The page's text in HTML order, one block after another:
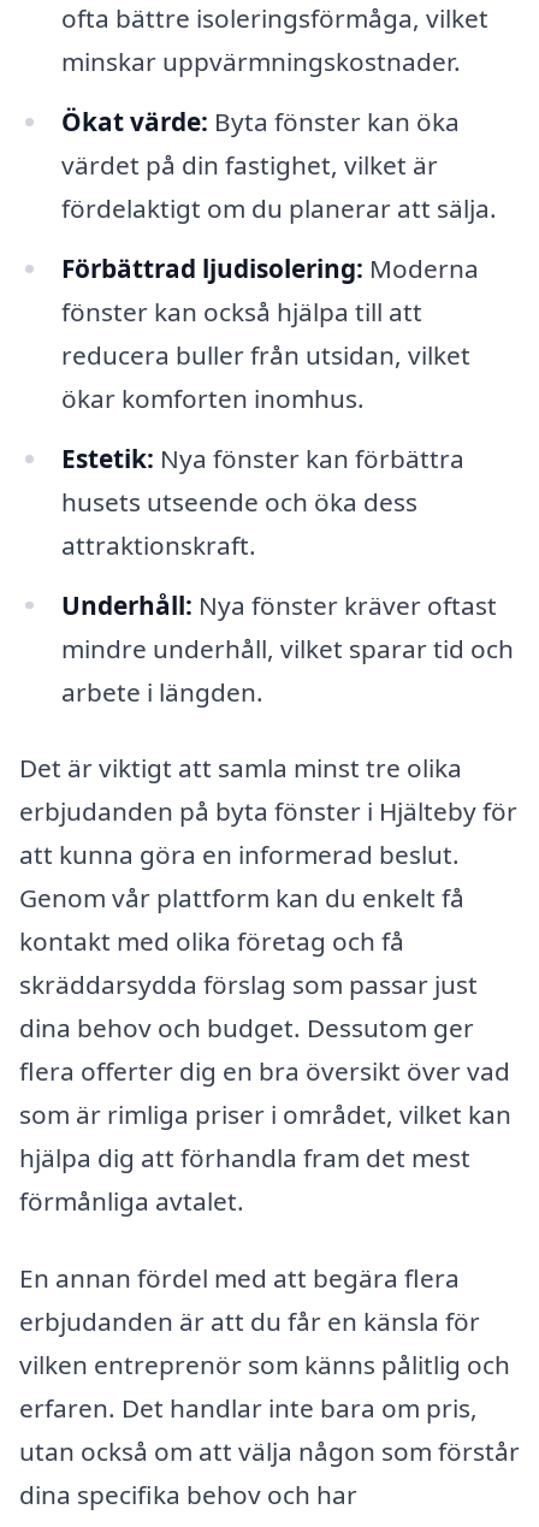
ofta bättre isoleringsförmåga, vilket
minskar uppvärmningskostnader.
Ökat värde: Byta fönster kan öka
värdet på din fastighet, vilket är
fördelaktigt om du planerar att sälja.
Förbättrad ljudisolering: Moderna
fönster kan också hjälpa till att
reducera buller från utsidan, vilket
ökar komforten inomhus.
Estetik: Nya fönster kan förbättra
husets utseende och öka dess
attraktionskraft.
Underhåll: Nya fönster kräver oftast
mindre underhåll, vilket sparar tid och
arbete i längden.
Det är viktigt att samla minst tre olika
erbjudanden på byta fönster i Hjälteby för
att kunna göra en informerad beslut.
Genom vår plattform kan du enkelt få
kontakt med olika företag och få
skräddarsydda förslag som passar just
dina behov och budget. Dessutom ger
flera offerter dig en bra översikt över vad
som är rimliga priser i området, vilket kan
hjälpa dig att förhandla fram det mest
förmånliga avtalet.
En annan fördel med att begära flera
erbjudanden är att du får en känsla för
vilken entreprenör som känns pålitlig och
erfaren. Det handlar inte bara om pris,
utan också om att välja någon som förstår
dina specifika behov och har